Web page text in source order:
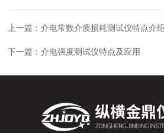
上一篇：介电常数介质损耗测试仪特点介绍
下一篇：介电强度测试仪特点及应用